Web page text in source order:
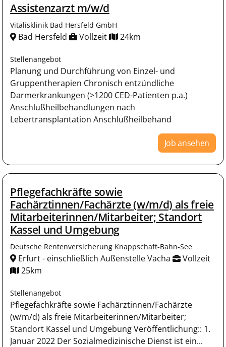
Assistenzarzt m/w/d
Vitalisklinik Bad Hersfeld GmbH
Bad Hersfeld Vollzeit 24km
Stellenangebot
Planung und Durchführung von Einzel- und
Gruppentherapien Chronisch entzündliche
Darmerkrankungen (>1200 CED-Patienten p.a.)
Anschlußheilbehandlungen nach
Lebertransplantation Anschlußheilbehand
Job ansehen
Pflegefachkräfte sowie
Fachärztinnen/Fachärzte (w/m/d) als freie
Mitarbeiterinnen/Mitarbeiter; Standort
Kassel und Umgebung
Deutsche Rentenversicherung Knappschaft-Bahn-See
Erfurt - einschließlich Außenstelle Vacha
Vollzeit
25km
Stellenangebot
Pflegefachkräfte sowie Fachärztinnen/Fachärzte
(w/m/d) als freie Mitarbeiterinnen/Mitarbeiter;
Standort Kassel und Umgebung Veröffentlichung:: 1.
Januar 2022 Der Sozialmedizinische Dienst ist ein...